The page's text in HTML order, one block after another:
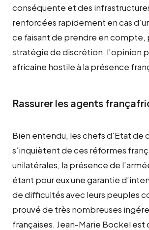
conséquente et des
renforcées rapidement en cas
ce faisant de prendre en compte,
stratégie de discrétion, l’opinion
africaine hostile à la présence
Rassurer les agents
Bien entendu, les chefs d’Etat de
s’inquiètent de ces réformes
unilatérales, la présence de
étant pour eux une garantie
de difficultés avec leurs peuples
prouvé de très nombreuses
françaises. Jean-Marie Bockel est